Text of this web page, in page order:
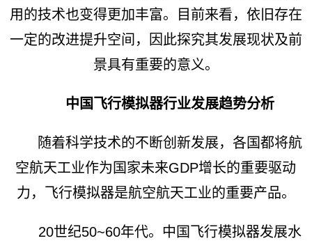
用的技术也变得更加丰富。目前来看，依旧存在
一定的改进提升空间，因此探究其发展现状及前
景具有重要的意义。
中国飞行模拟器行业发展趋势分析
随着科学技术的不断创新发展，各国都将航
空航天工业作为国家未来GDP增长的重要驱动
力，飞行模拟器是航空航天工业的重要产品。
20世纪50~60年代。中国飞行模拟器发展水